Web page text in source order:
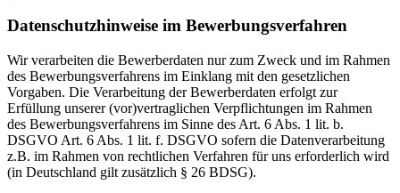
Datenschutzhinweise im Bewerbungsverfahren
Wir verarbeiten die Bewerberdaten nur zum Zweck und im Rahmen
des Bewerbungsverfahrens im Einklang mit den gesetzlichen
Vorgaben. Die Verarbeitung der Bewerberdaten erfolgt zur
Erfüllung unserer (vor)vertraglichen Verpflichtungen im Rahmen
des Bewerbungsverfahrens im Sinne des Art. 6 Abs. 1 lit. b.
DSGVO Art. 6 Abs. 1 lit. f. DSGVO sofern die Datenverarbeitung
z.B. im Rahmen von rechtlichen Verfahren für uns erforderlich wird
(in Deutschland gilt zusätzlich § 26 BDSG).